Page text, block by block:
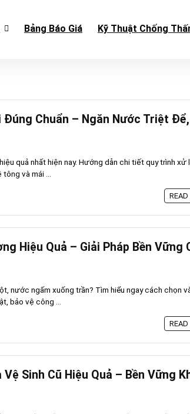
Bảng Báo Giá Kỹ Thuật Chống
Đúng Chuẩn – Ngăn Nước Triệt Để,
quả nhất hiện nay. Hướng dẫn chi tiết quy trình xử
và mái ...
READ
Hiệu Quả – Giải Pháp Bền Vững
nước ngấm xuống trần? Tìm hiểu ngay cách chọn
bảo vệ công ...
READ
Sinh Cũ Hiệu Quả – Bền Vững